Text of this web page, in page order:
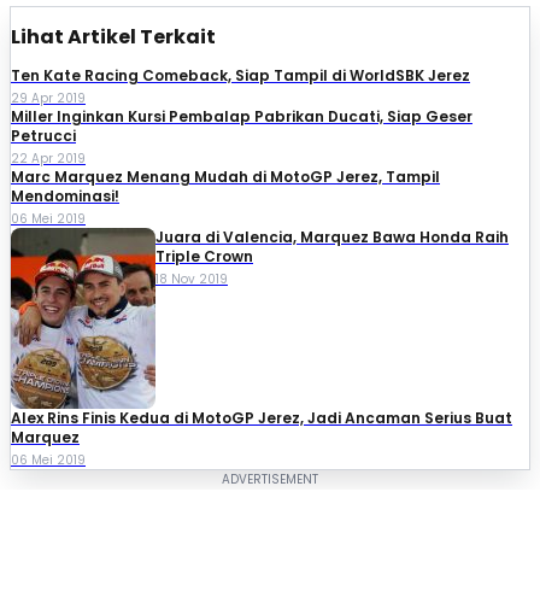
Lihat Artikel Terkait
Ten Kate Racing Comeback, Siap Tampil di WorldSBK Jerez
29 Apr 2019
Miller Inginkan Kursi Pembalap Pabrikan Ducati, Siap Geser
Petrucci
22 Apr 2019
Marc Marquez Menang Mudah di MotoGP Jerez, Tampil
Mendominasi!
06 Mei 2019
Juara di Valencia, Marquez Bawa Honda Raih
Triple Crown
18 Nov 2019
Alex Rins Finis Kedua di MotoGP Jerez, Jadi Ancaman Serius Buat
Marquez
06 Mei 2019